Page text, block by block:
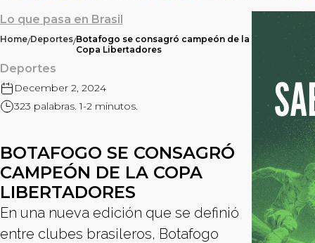
Lo que pasa en Brasil
Home/Deportes/Botafogo se consagró campeón de la
Copa Libertadores
Deportes
December 2, 2024
323 palabras. 1-2 minutos.
BOTAFOGO SE CONSAGRÓ
CAMPEÓN DE LA COPA
LIBERTADORES
En una nueva edición que se definió
entre clubes brasileros, Botafogo